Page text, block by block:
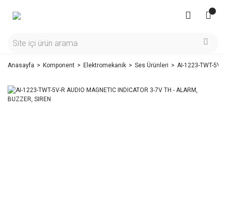
Anasayfa Komponent Elektromekanik Ses Ürünleri AI-1223-TWT-5V-